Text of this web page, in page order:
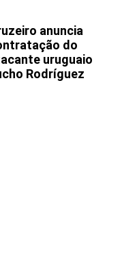
anuncia
do
uruguaio
Rodríguez